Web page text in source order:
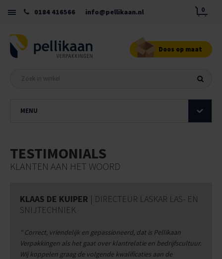
0184 416566 info@pellikaan.nl 0
Doos op maat
MENU
TESTIMONIALS
KLANTEN AAN HET WOORD
KLAAS DE KUIPER | DIRECTEUR LASKAR LAS- EN
SNIJTECHNIEK
" Correct, vriendelijk en gepassioneerd, dat is Pellikaan
Verpakkingen als het gaat over klantrelatie en bedrijfscultuur.
Wij koppelen graag de volgende kwalificaties aan de